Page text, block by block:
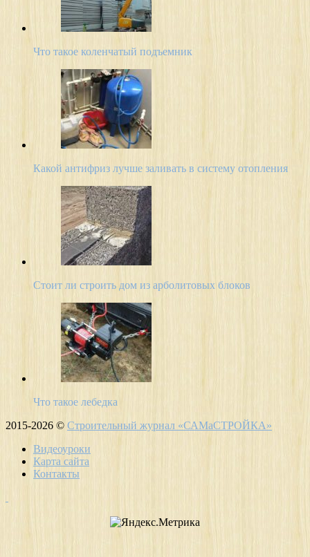
Что такое коленчатый подъемник
Какой антифриз лучше заливать в систему отопления
Стоит ли строить дом из арболитовых блоков
Что такое лебедка
2015-2026 © Строительный журнал «САМаСТРОЙКА»
Видеоуроки
Карта сайта
Контакты